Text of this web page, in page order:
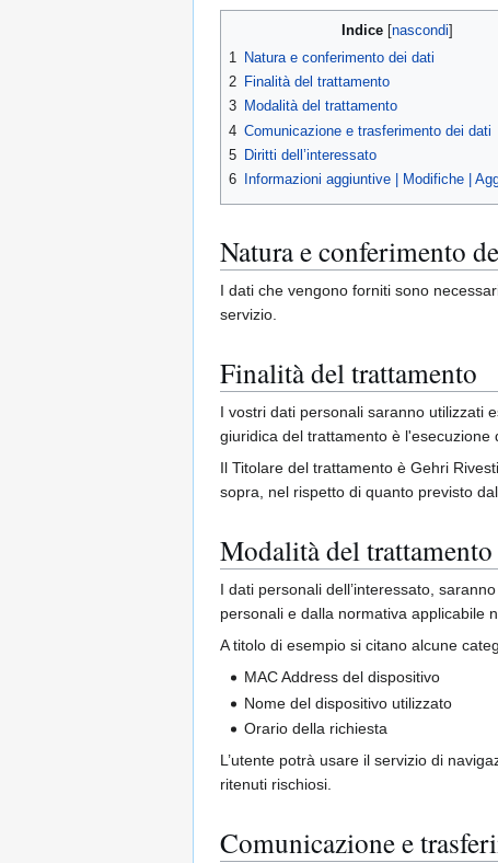
Indice
1
Natura e conferimento dei dati
2 Finalità del trattamento
3 Modalità del trattamento
4 Comunicazione e trasferimento dei dati
5 Diritti dell’interessato
6
Informazioni aggiuntive | Modifiche |
Natura e conferimento
I dati che vengono forniti sono
servizio.
Finalità del trattamento
I vostri dati personali saranno utilizzati
giuridica del trattamento è
Il Titolare del trattamento è Gehri
sopra, nel rispetto di quanto previsto
Modalità del trattamento
I dati personali dell’interessato,
personali e dalla normativa applicabile
A titolo di esempio si citano alcune
MAC Address del dispositivo
Nome del dispositivo utilizzato
Orario della richiesta
L’utente potrà usare il servizio di
ritenuti rischiosi.
Comunicazione e